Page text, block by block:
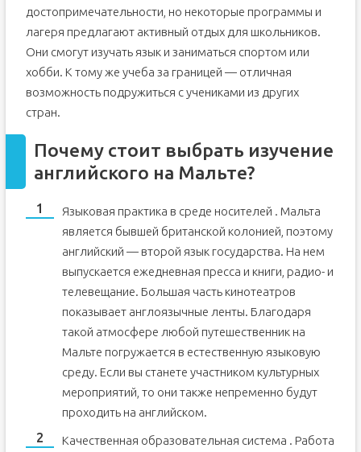
достопримечательности, но некоторые программы и
лагеря предлагают активный отдых для школьников.
Они смогут изучать язык и заниматься спортом или
хобби. К тому же учеба за границей — отличная
возможность подружиться с учениками из других
стран.
Почему стоит выбрать изучение
английского на Мальте?
Языковая практика в среде носителей . Мальта
является бывшей британской колонией, поэтому
английский — второй язык государства. На нем
выпускается ежедневная пресса и книги, радио- и
телевещание. Большая часть кинотеатров
показывает англоязычные ленты. Благодаря
такой атмосфере любой путешественник на
Мальте погружается в естественную языковую
среду. Если вы станете участником культурных
мероприятий, то они также непременно будут
проходить на английском.
Качественная образовательная система . Работа